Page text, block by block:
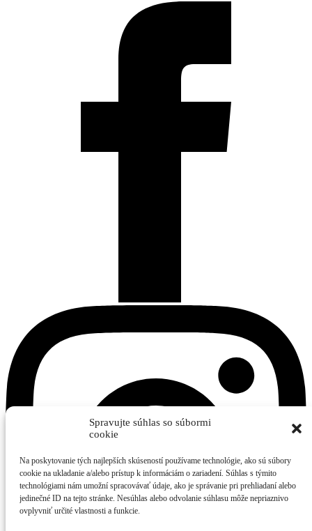
Spravujte súhlas so súbormi
cookie
Na poskytovanie tých najlepších skúseností používame technológie, ako sú súbory
cookie na ukladanie a/alebo prístup k informáciám o zariadení. Súhlas s týmito
technológiami nám umožní spracovávať údaje, ako je správanie pri prehliadaní alebo
jedinečné ID na tejto stránke. Nesúhlas alebo odvolanie súhlasu môže nepriaznivo
ovplyvniť určité vlastnosti a funkcie.